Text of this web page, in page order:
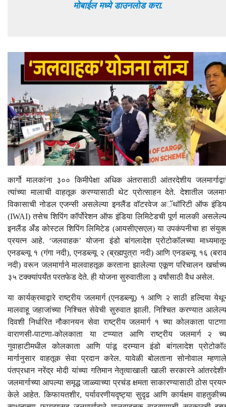
मोबाईल मध्ये डाउनलोड करा.
कार्गो मालकांना ३०० किमीपेक्षा अधिक अंतरासाठी आंतरदेशीय
त्यांच्या मालाची वाहतूक करण्यासाठी थेट प्रोत्साहन देते. देशातील
विकासाची नोडल एजन्सी असलेल्या इनलैंड वॉटरवेज अॅथॉरिटी ऑफ
(IWAI) तसेच शिपिंग कॉर्पोरेशन ऑफ इंडिया लिमिटेडची पूर्ण मालकी
इनलैंड अँड कोस्टल शिपिंग लिमिटेड (आयसीएसएल) या उपकंपनीचा हा
प्रयत्न आहे. ‘जलवाहक’ योजना इंडो बांगलादेश प्रोटोकॉलच्या
एनडब्ल्यू १ (गंगा नदी), एनडब्ल्यू २ (ब्रह्मपुत्रा नदी) आणि एनडब्ल्यू १६
नदी) वरून जलमार्गाने मालवाहतूक करताना झालेल्या एकूण परिचालन
३५ टक्क्यांपर्यंत परतफेड देते. ही योजना सुरुवातीला ३ वर्षांसाठी वैध असेल.
या कार्यक्रमाद्वारे राष्ट्रीय जलमार्ग (एनडब्ल्यू) १ आणि २ साठी हल्दिया
मालवाहू जहाजांच्या निश्चित सेवेची सुरुवात झाली. निश्चित करण्यात
दिवशी निर्धारित नौकानयन सेवा राष्ट्रीय जलमार्ग १ च्या कोलकाता
वाराणसी-पाटणा-कोलकाता या टप्प्यात आणि राष्ट्रीय जलमार्ग २
गुवाहाटीमधील कोलकाता आणि पांडू दरम्यान इंडो बांगलादेश
मार्गानुसार वाहतूक सेवा प्रदान करेल. यावेळी बोलताना सोनोवाल
पंतप्रधान नरेंद्र मोदी यांच्या गतिमान नेतृत्वाखाली खाली सरकारने
जलमार्गाच्या आपल्या समृद्ध जाळ्याच्या प्रचंड क्षमता साकारण्यासाठी ठोस
केले आहेत. किफायतशीर, पर्यावरणीयदृष्ट्या सुदृढ आणि कार्यक्षम